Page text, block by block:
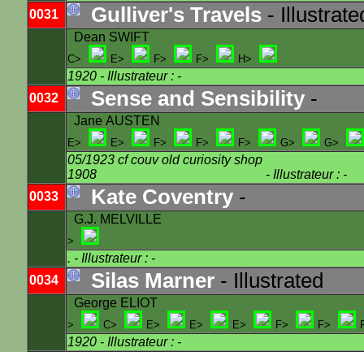
0031
Gulliver's Travels -
Dean SWIFT
C> E> F> F> H>
1920 - Illustrateur : -
0032
Sense and Sensibility -
Jane AUSTEN
E> E> F> F> F> G> G>
05/1923 cf couv old curiosity shop
1908
- Illustrateur : -
0033
Kate Coventry -
G.J. MELVILLE
>
. - Illustrateur : -
0034
Silas Marner - Illustrated
George ELIOT
> C> E> E> E> F> F>
1920 - Illustrateur : -